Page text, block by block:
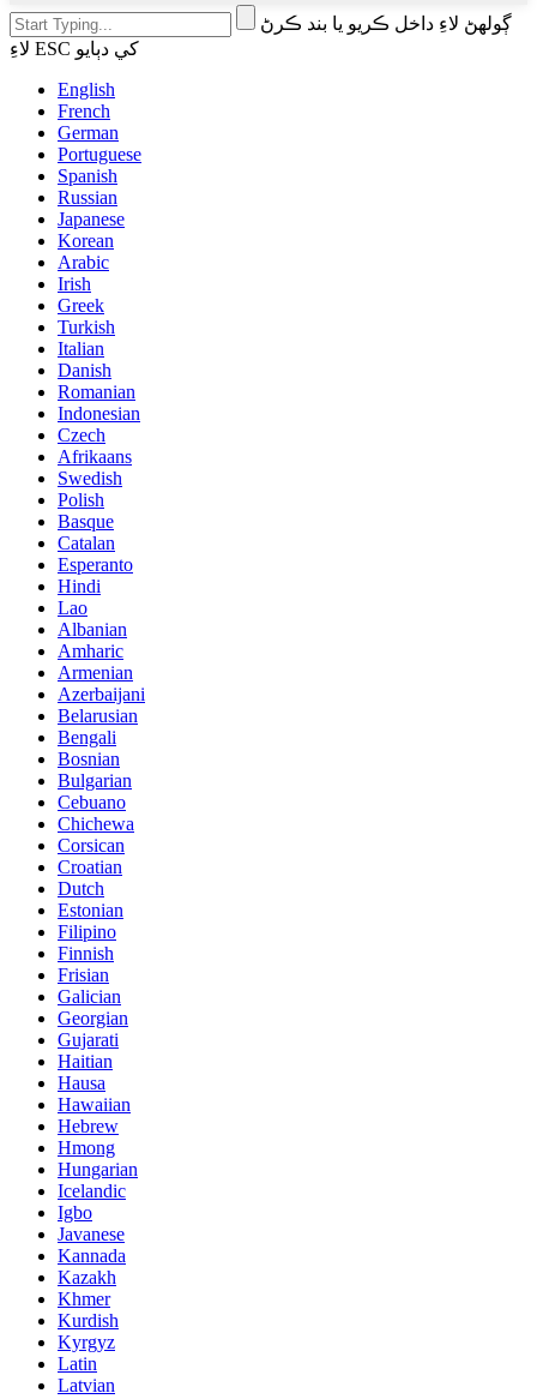
ڳولهڻ لاءِ داخل ڪريو يا بند ڪرڻ
لاءِ ESC کي دٻايو
English
French
German
Portuguese
Spanish
Russian
Japanese
Korean
Arabic
Irish
Greek
Turkish
Italian
Danish
Romanian
Indonesian
Czech
Afrikaans
Swedish
Polish
Basque
Catalan
Esperanto
Hindi
Lao
Albanian
Amharic
Armenian
Azerbaijani
Belarusian
Bengali
Bosnian
Bulgarian
Cebuano
Chichewa
Corsican
Croatian
Dutch
Estonian
Filipino
Finnish
Frisian
Galician
Georgian
Gujarati
Haitian
Hausa
Hawaiian
Hebrew
Hmong
Hungarian
Icelandic
Igbo
Javanese
Kannada
Kazakh
Khmer
Kurdish
Kyrgyz
Latin
Latvian